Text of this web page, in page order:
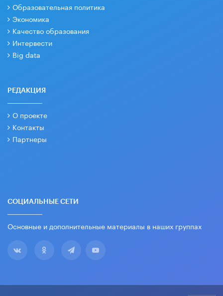
Образовательная политика
Экономика
Качество образования
Интервести
Big data
РЕДАКЦИЯ
О проекте
Контакты
Партнеры
СОЦИАЛЬНЫЕ СЕТИ
Основные и дополнительные материалы в наших группах